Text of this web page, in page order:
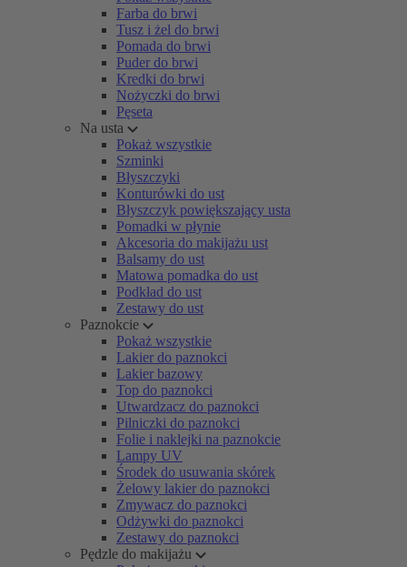
Farba do brwi
Tusz i żel do brwi
Pomada do brwi
Puder do brwi
Kredki do brwi
Nożyczki do brwi
Pęseta
Na usta
Pokaż wszystkie
Szminki
Błyszczyki
Konturówki do ust
Błyszczyk powiększający usta
Pomadki w płynie
Akcesoria do makijażu ust
Balsamy do ust
Matowa pomadka do ust
Podkład do ust
Zestawy do ust
Paznokcie
Pokaż wszystkie
Lakier do paznokci
Lakier bazowy
Top do paznokci
Utwardzacz do paznokci
Pilniczki do paznokci
Folie i naklejki na paznokcie
Lampy UV
Środek do usuwania skórek
Żelowy lakier do paznokci
Zmywacz do paznokci
Odżywki do paznokci
Zestawy do paznokci
Pędzle do makijażu